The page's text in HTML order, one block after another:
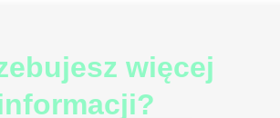
więcej